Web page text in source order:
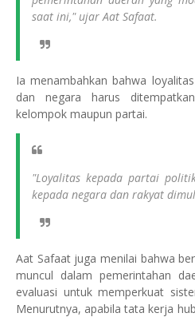
saat ini," ujar Aat Safaat.
Ia menambahkan bahwa
dan negara harus
kelompok maupun partai.
"Loyalitas kepada partai
kepada negara dan rakyat
Aat Safaat juga menilai bahwa
muncul dalam pemerintahan
evaluasi untuk memperkuat
Menurutnya, apabila tata kerja